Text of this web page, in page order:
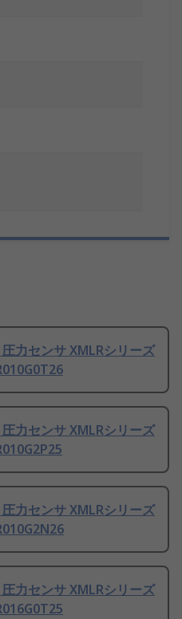
力センサ XMLRシリーズ
力センサ XMLRシリーズ
力センサ XMLRシリーズ
力センサ XMLRシリーズ